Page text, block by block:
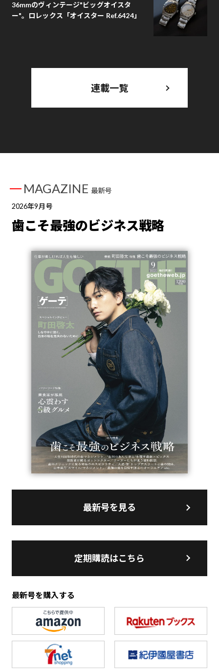
36mmのヴィンテージ"ビッグオイスタ
ー"。ロレックス「オイスター Ref.6424」
連載一覧
MAGAZINE 最新号
2026年9月号
歯こそ最強のビジネス戦略
最新号を見る
定期購読はこちら
最新号を購入する